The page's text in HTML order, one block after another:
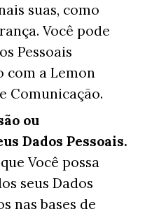
suas, como
Você pode
Pessoais
com a Lemon
Comunicação.
ou
Dados Pessoais.
Você possa
seus Dados
nas bases de